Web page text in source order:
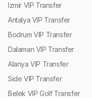
Izmir VIP Transfer
Antalya VIP Transfer
Bodrum VIP Transfer
Dalaman VIP Transfer
Alanya VIP Transfer
Side VIP Transfer
Belek VIP Golf Transfer